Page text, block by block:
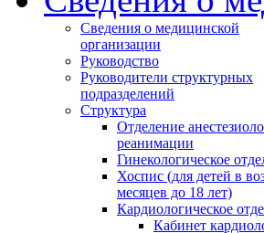
Сведения о медицинской
организации
Руководство
Руководители структурных
подразделений
Структура
Отделение
реанимации
Гинекологическое
Хоспис (для детей в
месяцев до 18 лет)
Кардиологическое
Кабинет